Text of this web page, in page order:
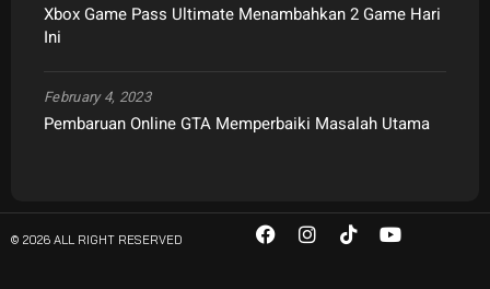
Xbox Game Pass Ultimate Menambahkan 2 Game Hari
Ini
Pembaruan Online GTA Memperbaiki Masalah Utama
February 4, 2023
© 2026 ALL RIGHT RESERVED